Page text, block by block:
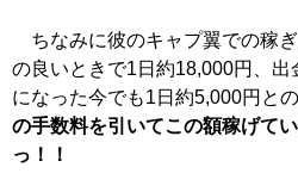
ちなみに彼のキャプ翼での稼
の良いときで1日約18,000円、出
になった今でも1日約5,000円との
の手数料を引いてこの額稼げて
っ！！